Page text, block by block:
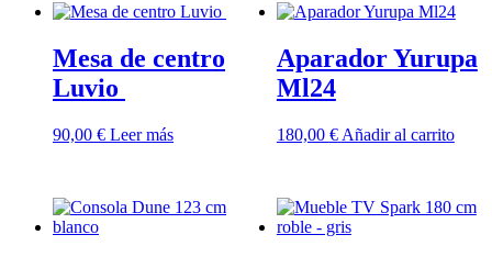
Mesa de centro
Luvio
90,00 € Leer más
Aparador Yurupa
Ml24
180,00 € Añadir al carrito